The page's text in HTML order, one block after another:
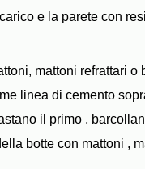
e la parete con
mattoni refrattari o
linea di cemento
il primo ,
botte con mattoni ,